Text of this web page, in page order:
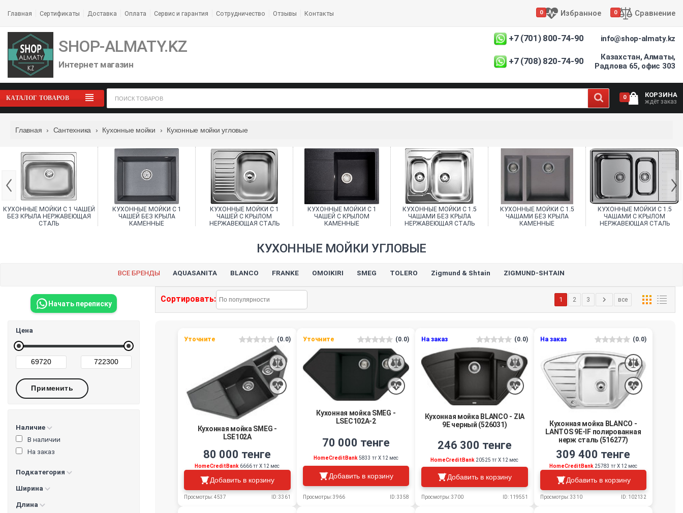
Главная Сертификаты Доставка Оплата Сервис и гарантия Сотрудничество Отзывы Контакты 0 Избранное 0 Сравнение
SHOP-ALMATY.KZ
Интернет магазин
+7 (701) 800-74-90
+7 (708) 820-74-90
info@shop-almaty.kz
Казахстан, Алматы,
Радлова 65, офис 303
КАТАЛОГ ТОВАРОВ 0 КОРЗИНА
ждёт заказ
Главная › Сантехника › Кухонные мойки › Кухонные мойки угловые
КУХОННЫЕ МОЙКИ С 1 ЧАШЕЙ
БЕЗ КРЫЛА НЕРЖАВЕЮЩАЯ
СТАЛЬ
КУХОННЫЕ МОЙКИ С 1
ЧАШЕЙ БЕЗ КРЫЛА
КАМЕННЫЕ
КУХОННЫЕ МОЙКИ С 1
ЧАШЕЙ C КРЫЛОМ
НЕРЖАВЕЮЩАЯ СТАЛЬ
КУХОННЫЕ МОЙКИ С 1
ЧАШЕЙ C КРЫЛОМ
КАМЕННЫЕ
КУХОННЫЕ МОЙКИ С 1.5
ЧАШАМИ БЕЗ КРЫЛА
НЕРЖАВЕЮЩАЯ СТАЛЬ
КУХОННЫЕ МОЙКИ С 1.5
ЧАШАМИ БЕЗ КРЫЛА
КАМЕННЫЕ
КУХОННЫЕ МОЙКИ С 1.5
ЧАШАМИ C КРЫЛОМ
НЕРЖАВЕЮЩАЯ СТАЛЬ
КУХОННЫЕ МОЙКИ УГЛОВЫЕ
ВСЕ БРЕНДЫ AQUASANITA BLANCO FRANKE OMOIKIRI SMEG TOLERO Zigmund & Shtain ZIGMUND-SHTAIN
Начать переписку
Цена
Наличие
В наличии
На заказ
Подкатегория
Ширина
Длина
Сортировать: 1 2 3 все
Уточните (0.0)
Кухонная мойка SMEG -
LSE102A
80 000 тенге
HomeCreditBank 6666 тг Х 12 мес
Добавить в корзину
Просмотры: 4537 ID: 3361
Уточните (0.0)
Кухонная мойка SMEG -
LSEC102A-2
70 000 тенге
HomeCreditBank5833 тг Х 12 мес
Добавить в корзину
Просмотры: 3966 ID: 3358
На заказ (0.0)
Кухонная мойка BLANCO - ZIA
9E черный (526031)
246 300 тенге
HomeCreditBank 20525 тг Х 12 мес
Добавить в корзину
Просмотры: 3700 ID: 119551
На заказ (0.0)
Кухонная мойка BLANCO -
LANTOS 9E-IF полированная
нерж сталь (516277)
309 400 тенге
HomeCreditBank 25783 тг Х 12 мес
Добавить в корзину
Просмотры: 3310 ID: 102132